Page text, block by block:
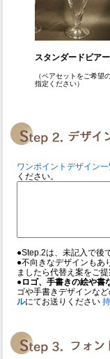
スタンダードビア
（ペアセットをご希望
指定ください）
ワンポイントデザイン
ください。
●Step.2は、未記入で後
●不向きなデザインもあ
ましたら代替え案をご
●ロゴ、手書きの絵や書
ゴや手書きデザインな
ルにてお送りください